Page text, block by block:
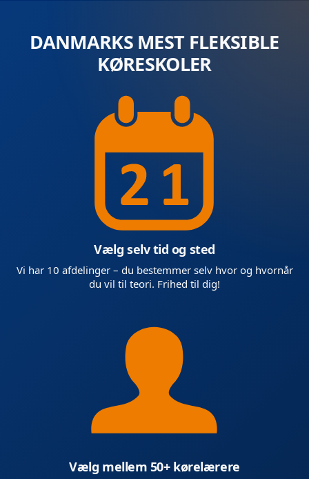
DANMARKS MEST FLEKSIBLE
KØRESKOLER
Vælg selv tid og sted
Vi har 10 afdelinger – du bestemmer selv hvor og hvornår
du vil til teori. Frihed til dig!
Vælg mellem 50+ kørelærere